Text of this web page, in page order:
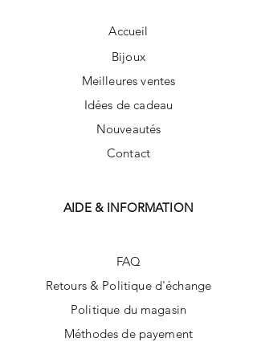
Accueil
Bijoux
Meilleures ventes
Idées de cadeau
Nouveautés
Contact
AIDE & INFORMATION
FAQ
Retours & Politique d'échange
Politique du magasin
Méthodes de payement